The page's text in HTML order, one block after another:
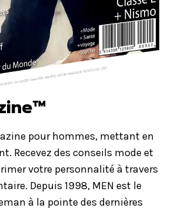
pour hommes, mettant en
Recevez des conseils mode et
votre personnalité à travers
Depuis 1998, MEN est le
à la pointe des dernières